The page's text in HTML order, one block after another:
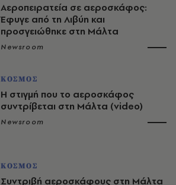
Αεροπειρατεία σε αεροσκάφος:
Έφυγε από τη Λιβύη και
προσγειώθηκε στη Μάλτα
Newsroom
ΚΟΣΜΟΣ
Η στιγμή που το αεροσκάφος
συντρίβεται στη Μάλτα (video)
Newsroom
ΚΟΣΜΟΣ
Συντριβή αεροσκάφους στη Μάλτα